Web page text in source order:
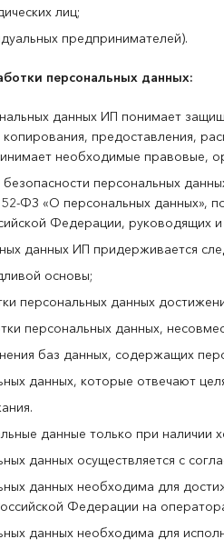
лиц;
предпринимателей).
персональных данных:
данных ИП понимает
предоставления,
необходимые правовые,
персональных
ФЗ «О персональных данных»,
Федерации, руководящих
данных ИП придерживается
основы;
персональных данных
персональных данных,
баз данных, содержащих
данных, которые отвечают
данные только при наличии
данных осуществляется с
данных необходима для
Федерации на
данных необходима для